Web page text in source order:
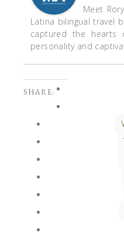
Meet
Latina bilingual travel
captured the hearts
personality and
SHARE: